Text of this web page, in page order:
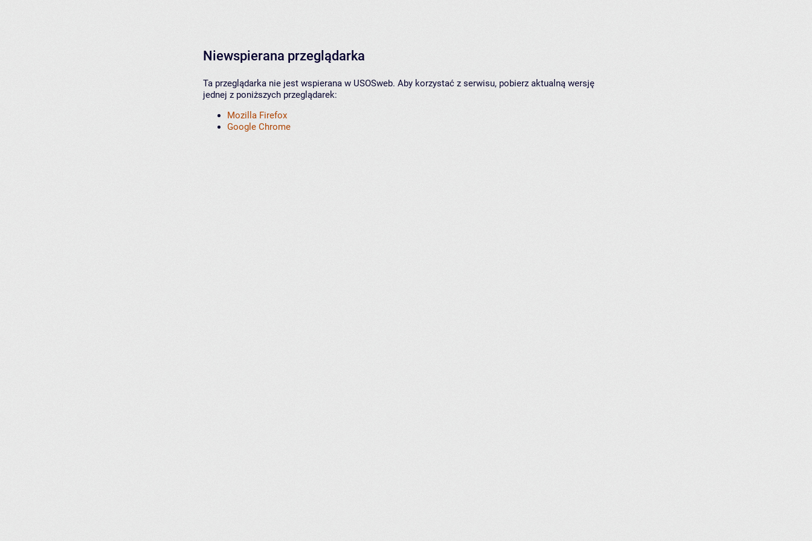
Niewspierana przeglądarka
Ta przeglądarka nie jest wspierana w USOSweb. Aby korzystać z serwisu, pobierz aktualną wersję
jednej z poniższych przeglądarek:
Mozilla Firefox
Google Chrome